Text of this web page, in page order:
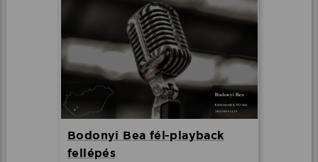
Bodonyi Bea fél-playback
fellépés